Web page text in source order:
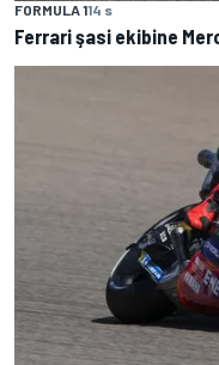
FORMULA 114 s
Ferrari şasi ekibine